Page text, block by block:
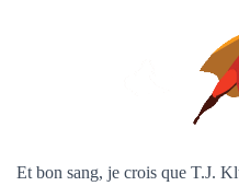
Et bon sang, je crois que T.J.